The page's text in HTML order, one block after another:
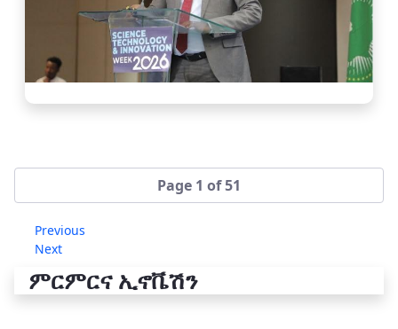
Page 1 of 51
Previous
Next
ምርምርና ኢኖቬሽን